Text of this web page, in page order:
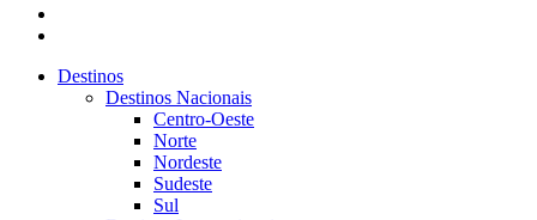
Destinos
Destinos Nacionais
Centro-Oeste
Norte
Nordeste
Sudeste
Sul